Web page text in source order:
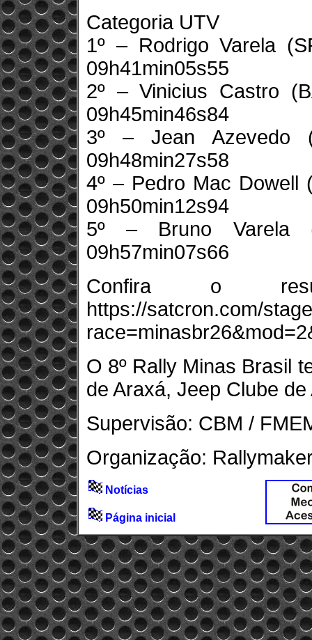
Categoria UTV
1º – Rodrigo Varela
09h41min05s55
2º – Vinicius Castro
09h45min46s84
3º – Jean
09h48min27s58
4º – Pedro Mac
09h50min12s94
5º – Bruno
09h57min07s66
Confira o
https://satcron.com/
O 8º Rally Minas Brasil
de Araxá, Jeep Clube
Supervisão: CBM /
Organização:
Notícias
Página inicial